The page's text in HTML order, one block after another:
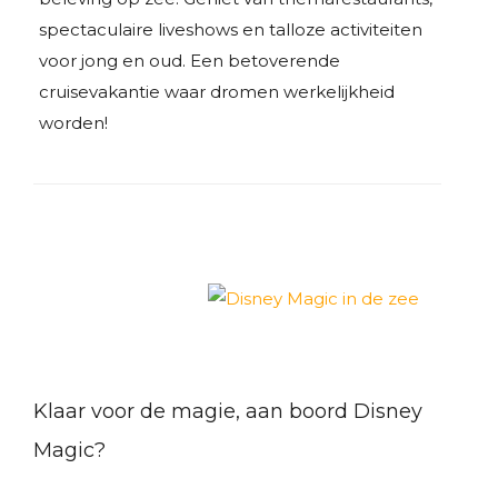
spectaculaire liveshows en talloze activiteiten
voor jong en oud. Een betoverende
cruisevakantie waar dromen werkelijkheid
worden!
Klaar voor de magie, aan boord Disney
Magic?